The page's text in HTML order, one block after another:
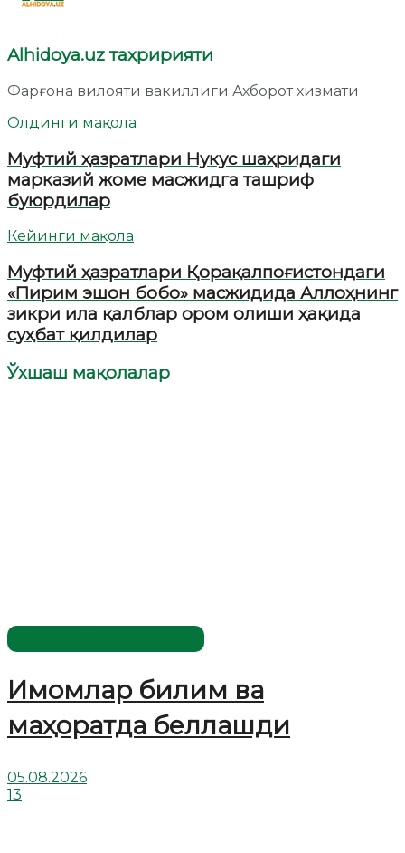
Alhidoya.uz таҳририяти
Фарғона вилояти вакиллиги Ахборот хизмати
Олдинги мақола
Муфтий ҳазратлари Нукус шаҳридаги
марказий жоме масжидга ташриф
буюрдилар
Кейинги мақола
Муфтий ҳазратлари Қорақалпоғистондаги
«Пирим эшон бобо» масжидида Аллоҳнинг
зикри ила қалблар ором олиши ҳақида
суҳбат қилдилар
Ўхшаш мақолалар
Имомлар билим ва
маҳоратда беллашди
05.08.2026
13